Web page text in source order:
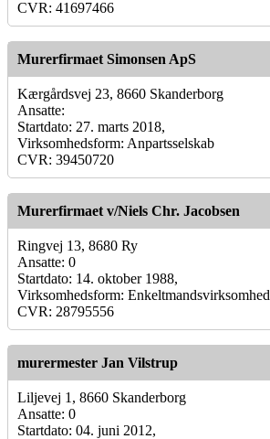
CVR: 41697466
Murerfirmaet Simonsen ApS
Kærgårdsvej 23, 8660 Skanderborg
Ansatte:
Startdato: 27. marts 2018,
Virksomhedsform: Anpartsselskab
CVR: 39450720
Murerfirmaet v/Niels Chr. Jacobsen
Ringvej 13, 8680 Ry
Ansatte: 0
Startdato: 14. oktober 1988,
Virksomhedsform: Enkeltmandsvirksomhed
CVR: 28795556
murermester Jan Vilstrup
Liljevej 1, 8660 Skanderborg
Ansatte: 0
Startdato: 04. juni 2012,